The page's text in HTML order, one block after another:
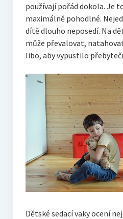
používají pořád dokola. Je
maximálně pohodlné.
dítě dlouho neposedí. Na
může převalovat,
libo, aby vypustilo
Dětské sedací vaky ocení